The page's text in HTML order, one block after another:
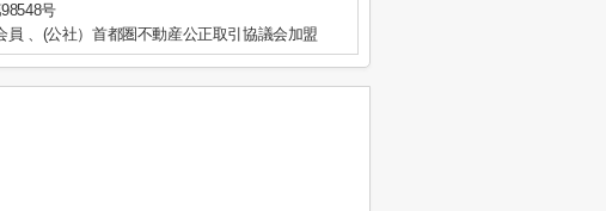
号
、(公社）首都圏不動産公正取引協議会加盟